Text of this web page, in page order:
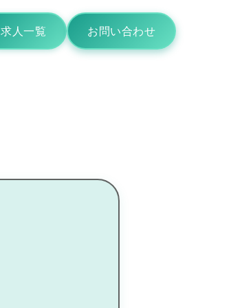
求人一覧 お問い合わせ